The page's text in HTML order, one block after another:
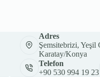
Adres
Şemsitebrizi,
Karatay/Konya
Telefon
+90 530 994 19 23